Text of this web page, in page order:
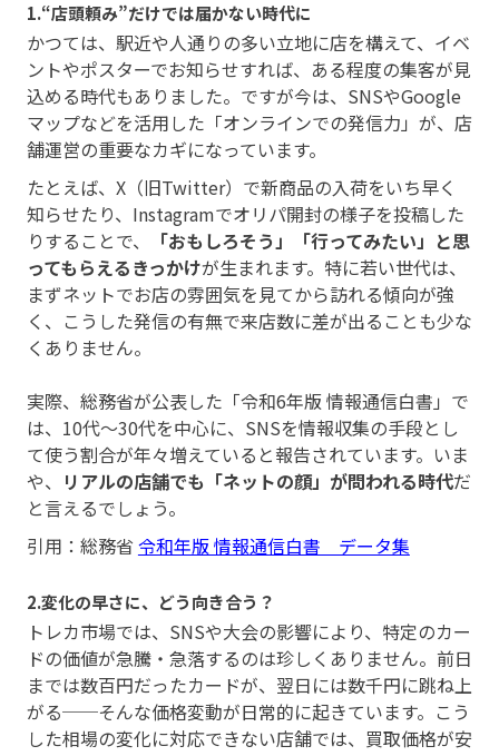
1.“店頭頼み”だけでは届かない時代に
かつては、駅近や人通りの多い立地に店を構えて、イベ
ントやポスターでお知らせすれば、ある程度の集客が見
込める時代もありました。ですが今は、SNSやGoogle
マップなどを活用した「オンラインでの発信力」が、店
舗運営の重要なカギになっています。
たとえば、X（旧Twitter）で新商品の入荷をいち早く
知らせたり、Instagramでオリパ開封の様子を投稿した
りすることで、
「おもしろそう」「行ってみたい」と思
ってもらえるきっかけが生まれます。特に若い世代は、
まずネットでお店の雰囲気を見てから訪れる傾向が強
く、こうした発信の有無で来店数に差が出ることも少な
くありません。
実際、総務省が公表した「令和6年版 情報通信白書」で
は、10代〜30代を中心に、SNSを情報収集の手段とし
て使う割合が年々増えていると報告されています。いま
や、 リアルの店舗でも「ネットの顔」が問われる時代だ
と言えるでしょう。
引用：総務省令和年版 情報通信白書 データ集
2.変化の早さに、どう向き合う？
トレカ市場では、SNSや大会の影響により、特定のカー
ドの価値が急騰・急落するのは珍しくありません。前日
までは数百円だったカードが、翌日には数千円に跳ね上
がる──そんな価格変動が日常的に起きています。こう
した相場の変化に対応できない店舗では、買取価格が安